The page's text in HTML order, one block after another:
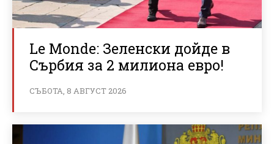
Le Monde: Зеленски дойде в
Сърбия за 2 милиона евро!
СЪБОТА, 8 АВГУСТ 2026